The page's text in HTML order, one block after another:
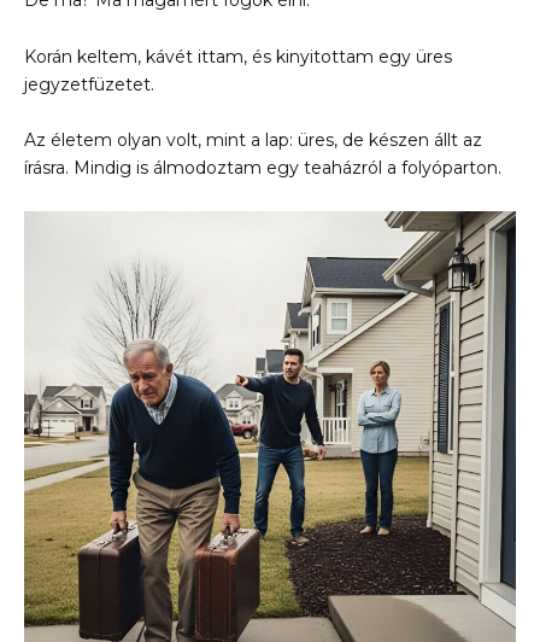
Korán keltem, kávét ittam, és kinyitottam egy üres
jegyzetfüzetet.
Az életem olyan volt, mint a lap: üres, de készen állt az
írásra. Mindig is álmodoztam egy teaházról a folyóparton.